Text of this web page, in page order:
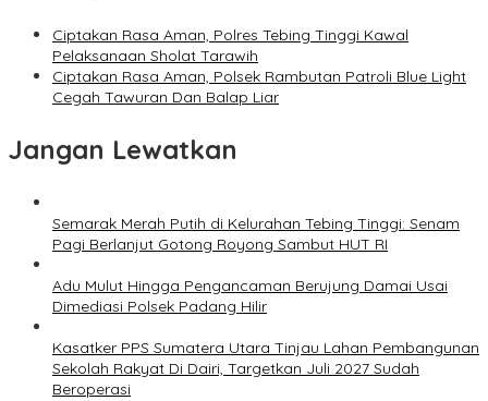
Ciptakan Rasa Aman, Polres Tebing Tinggi Kawal
Pelaksanaan Sholat Tarawih
Ciptakan Rasa Aman, Polsek Rambutan Patroli Blue Light
Cegah Tawuran Dan Balap Liar
Jangan Lewatkan
Semarak Merah Putih di Kelurahan Tebing Tinggi: Senam
Pagi Berlanjut Gotong Royong Sambut HUT RI
Adu Mulut Hingga Pengancaman Berujung Damai Usai
Dimediasi Polsek Padang Hilir
Kasatker PPS Sumatera Utara Tinjau Lahan Pembangunan
Sekolah Rakyat Di Dairi, Targetkan Juli 2027 Sudah
Beroperasi